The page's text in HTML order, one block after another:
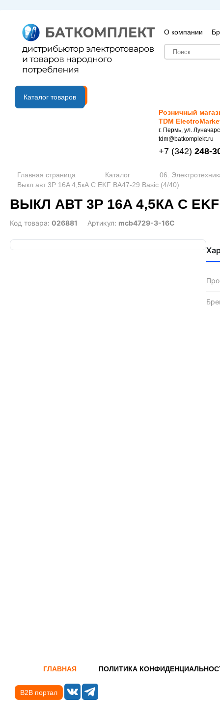
О компании
B2B портал
Каталог товаров
Розничный
TDM
г. Пермь, ул.
tdm@batkomplekt.ru
+7 (342) 248-
Главная страница Каталог
06.
Выкл авт 3P 16A 4,5кА C EKF ВА47-29 Basic (4/40)
ВЫКЛ АВТ 3P 16A 4,5КА C
Код товара: 026881 Артикул: mcb4729-3-16C
ГЛАВНАЯ ПОЛИТИКА
B2B портал